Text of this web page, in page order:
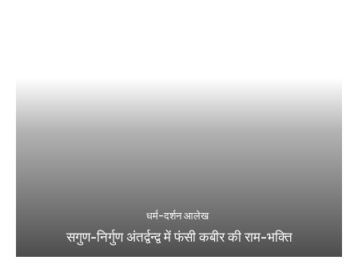
धर्म-दर्शन आलेख
सगुण-निर्गुण अंतर्द्वन्द्व में फंसी कबीर की राम-भक्ति